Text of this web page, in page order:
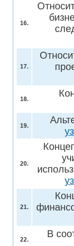
16.
17.
18.
19.
20.
21.
22.
В